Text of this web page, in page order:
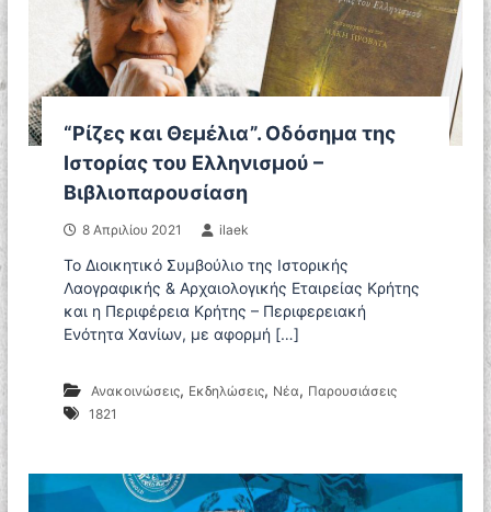
“Ρίζες και Θεμέλια”. Οδόσημα της
Ιστορίας του Ελληνισμού –
Βιβλιοπαρουσίαση
8 Απριλίου 2021 ilaek
Το Διοικητικό Συμβούλιο της Ιστορικής
Λαογραφικής & Αρχαιολογικής Εταιρείας Κρήτης
και η Περιφέρεια Κρήτης – Περιφερειακή
Ενότητα Χανίων, με αφορμή […]
Ανακοινώσεις, Εκδηλώσεις, Νέα, Παρουσιάσεις
1821